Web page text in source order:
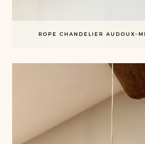
ROPE CHANDELIER AUDOUX-